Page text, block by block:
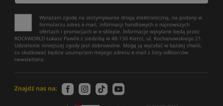
Wyrażam zgodę na otrzymywanie drogą elektroniczną, na podany w
formularzu adres e-mail, informacji handlowych o najnowszych
ofertach i promocjach w e-sklepie. Informacje wysyłane będą przez
ROCKWORLD Łukasz Pawlik z siedzibą w 48-130 Kietrz, ul. Kochanowskiego 21.
Udzielenie niniejszej zgody jest dobrowolne. Mogę ją wycofać w każdej chwili,
co skutkować będzie usunięciem mojego adresu e-mail z listy odbiorców
newslettera.
Znajdź nas na: